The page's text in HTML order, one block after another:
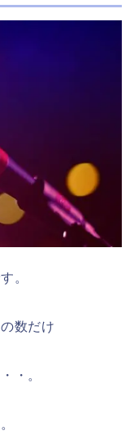
。
数だけ
・。